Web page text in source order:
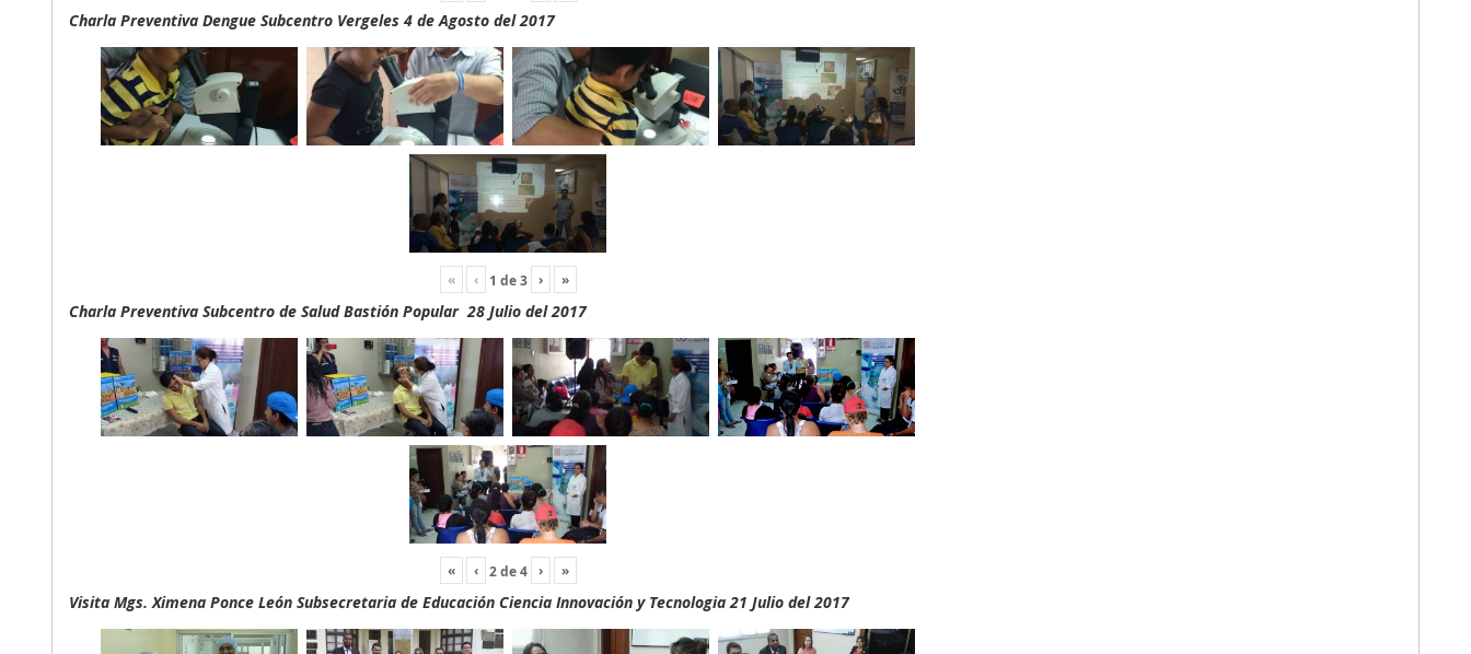
Charla Preventiva Dengue Subcentro Vergeles 4 de Agosto del 2017
« ‹ 1 de3 › »
Charla Preventiva Subcentro de Salud Bastión Popular 28 Julio del 2017
« ‹ 2de4 › »
Visita Mgs. Ximena Ponce León Subsecretaria de Educación Ciencia Innovación y Tecnologia 21 Julio del 2017